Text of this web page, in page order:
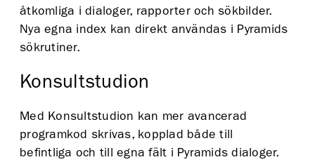
åtkomliga i dialoger, rapporter och sökbilder.
Nya egna index kan direkt användas i Pyramids
sökrutiner.
Konsultstudion
Med Konsultstudion kan mer avancerad
programkod skrivas, kopplad både till
befintliga och till egna fält i Pyramids dialoger.